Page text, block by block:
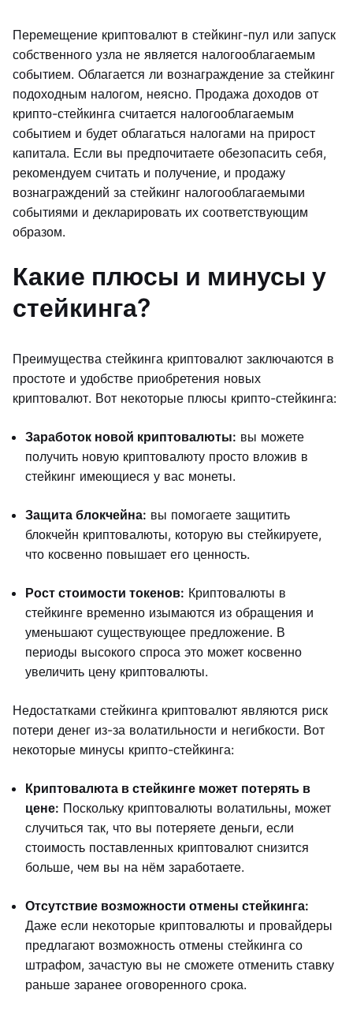
Перемещение криптовалют в стейкинг-пул или запуск
собственного узла не является налогооблагаемым
событием. Облагается ли вознаграждение за стейкинг
подоходным налогом, неясно. Продажа доходов от
крипто-стейкинга считается налогооблагаемым
событием и будет облагаться налогами на прирост
капитала. Если вы предпочитаете обезопасить себя,
рекомендуем считать и получение, и продажу
вознаграждений за стейкинг налогооблагаемыми
событиями и декларировать их соответствующим
образом.
Какие плюсы и минусы у
стейкинга?
Преимущества стейкинга криптовалют заключаются в
простоте и удобстве приобретения новых
криптовалют. Вот некоторые плюсы крипто-стейкинга:
Заработок новой криптовалюты: вы можете
получить новую криптовалюту просто вложив в
стейкинг имеющиеся у вас монеты.
Защита блокчейна: вы помогаете защитить
блокчейн криптовалюты, которую вы стейкируете,
что косвенно повышает его ценность.
Рост стоимости токенов: Криптовалюты в
стейкинге временно изымаются из обращения и
уменьшают существующее предложение. В
периоды высокого спроса это может косвенно
увеличить цену криптовалюты.
Недостатками стейкинга криптовалют являются риск
потери денег из-за волатильности и негибкости. Вот
некоторые минусы крипто-стейкинга:
Криптовалюта в стейкинге может потерять в
цене: Поскольку криптовалюты волатильны, может
случиться так, что вы потеряете деньги, если
стоимость поставленных криптовалют снизится
больше, чем вы на нём заработаете.
Отсутствие возможности отмены стейкинга:
Даже если некоторые криптовалюты и провайдеры
предлагают возможность отмены стейкинга со
штрафом, зачастую вы не сможете отменить ставку
раньше заранее оговоренного срока.